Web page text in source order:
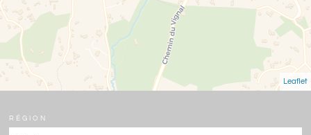
Leaflet
RÉGION